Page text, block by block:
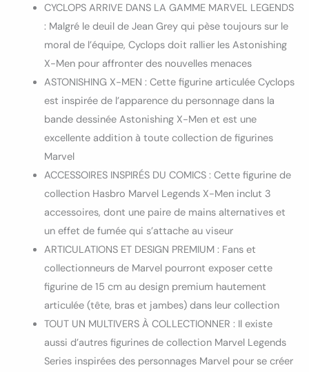
CYCLOPS ARRIVE DANS LA GAMME MARVEL LEGENDS
: Malgré le deuil de Jean Grey qui pèse toujours sur le
moral de l’équipe, Cyclops doit rallier les Astonishing
X-Men pour affronter des nouvelles menaces
ASTONISHING X-MEN : Cette figurine articulée Cyclops
est inspirée de l’apparence du personnage dans la
bande dessinée Astonishing X-Men et est une
excellente addition à toute collection de figurines
Marvel
ACCESSOIRES INSPIRÉS DU COMICS : Cette figurine de
collection Hasbro Marvel Legends X-Men inclut 3
accessoires, dont une paire de mains alternatives et
un effet de fumée qui s’attache au viseur
ARTICULATIONS ET DESIGN PREMIUM : Fans et
collectionneurs de Marvel pourront exposer cette
figurine de 15 cm au design premium hautement
articulée (tête, bras et jambes) dans leur collection
TOUT UN MULTIVERS À COLLECTIONNER : Il existe
aussi d’autres figurines de collection Marvel Legends
Series inspirées des personnages Marvel pour se créer